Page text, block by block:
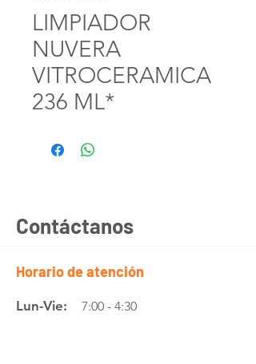
LIMPIADOR
NUVERA
VITROCERAMICA
236 ML*
Contáctanos
Horario de atención
Lun-Vie: 7:00 - 4:30